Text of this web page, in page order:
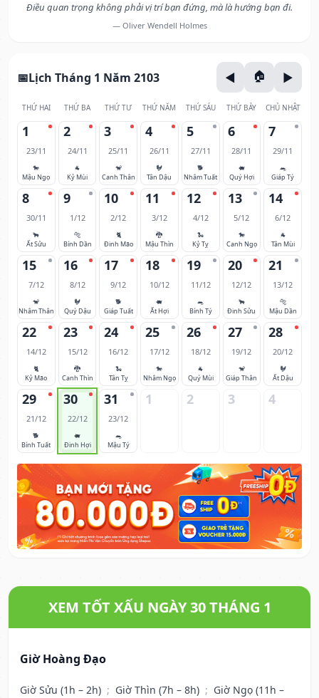
Điều quan trọng không phải vị trí bạn đứng, mà là hướng bạn đi.
— Oliver Wendell Holmes
Lịch Tháng 1 Năm 2103
THỨ HAI THỨ BA THỨ TƯ THỨ NĂM THỨ SÁU THỨ BẢY CHỦ NHẬT
1
23/11
🐎
Mậu Ngọ
2
24/11
🐐
Kỷ Mùi
3
25/11
🐒
Canh Thân
4
26/11
🐓
Tân Dậu
5
27/11
🐕
Nhâm Tuất
6
28/11
🐖
Quý Hợi
7
29/11
🐀
Giáp Tý
8
30/11
🐂
Ất Sửu
9
1/12
🐅
Bính Dần
10
2/12
🐈
Đinh Mão
11
3/12
🐉
Mậu Thìn
12
4/12
🐍
Kỷ Tỵ
13
5/12
🐎
Canh Ngọ
14
6/12
🐐
Tân Mùi
15
7/12
🐒
Nhâm Thân
16
8/12
🐓
Quý Dậu
17
9/12
🐕
Giáp Tuất
18
10/12
🐖
Ất Hợi
19
11/12
🐀
Bính Tý
20
12/12
🐂
Đinh Sửu
21
13/12
🐅
Mậu Dần
22
14/12
🐈
Kỷ Mão
23
15/12
🐉
Canh Thìn
24
16/12
🐍
Tân Tỵ
25
17/12
🐎
Nhâm Ngọ
26
18/12
🐐
Quý Mùi
27
19/12
🐒
Giáp Thân
28
20/12
🐓
Ất Dậu
29
21/12
🐕
Bính Tuất
30
22/12
🐖
Đinh Hợi
31
23/12
🐀
Mậu Tý
1 2 3 4
XEM TỐT XẤU NGÀY 30 THÁNG 1
Giờ Hoàng Đạo
Giờ Sửu (1h – 2h) ; Giờ Thìn (7h – 8h) ; Giờ Ngọ (11h –